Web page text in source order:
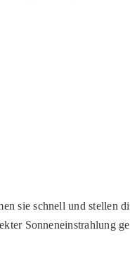
sie schnell und stellen
Sonneneinstrahlung